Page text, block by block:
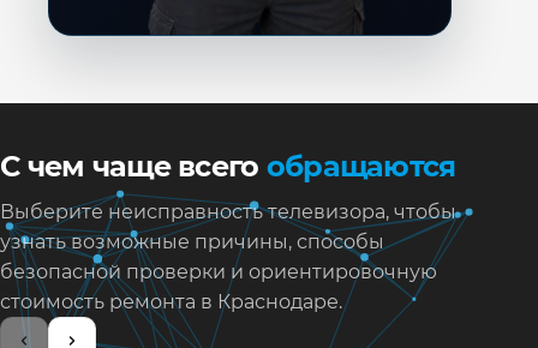
С чем чаще всего обращаются
Выберите неисправность телевизора, чтобы
узнать возможные причины, способы
безопасной проверки и ориентировочную
стоимость ремонта в Краснодаре.